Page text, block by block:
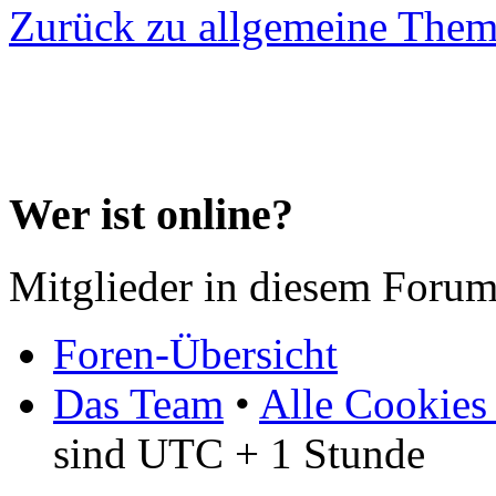
Zurück zu allgemeine
Wer ist online?
Mitglieder in diesem
Foren-Übersicht
Das Team • Alle Cookies
sind UTC + 1 Stunde